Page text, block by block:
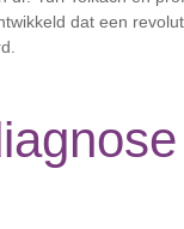
dat een